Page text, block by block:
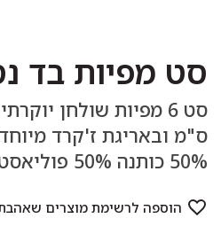
סט מפיות בד
ס"מ ובאריגת ז'קרד
50% כותנה 50% פוליאסטר דוחה כתמים.